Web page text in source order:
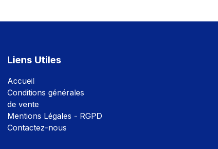
Liens Utiles
Accueil
Conditions générales
de vente
Mentions Légales - RGPD
Contactez-nous